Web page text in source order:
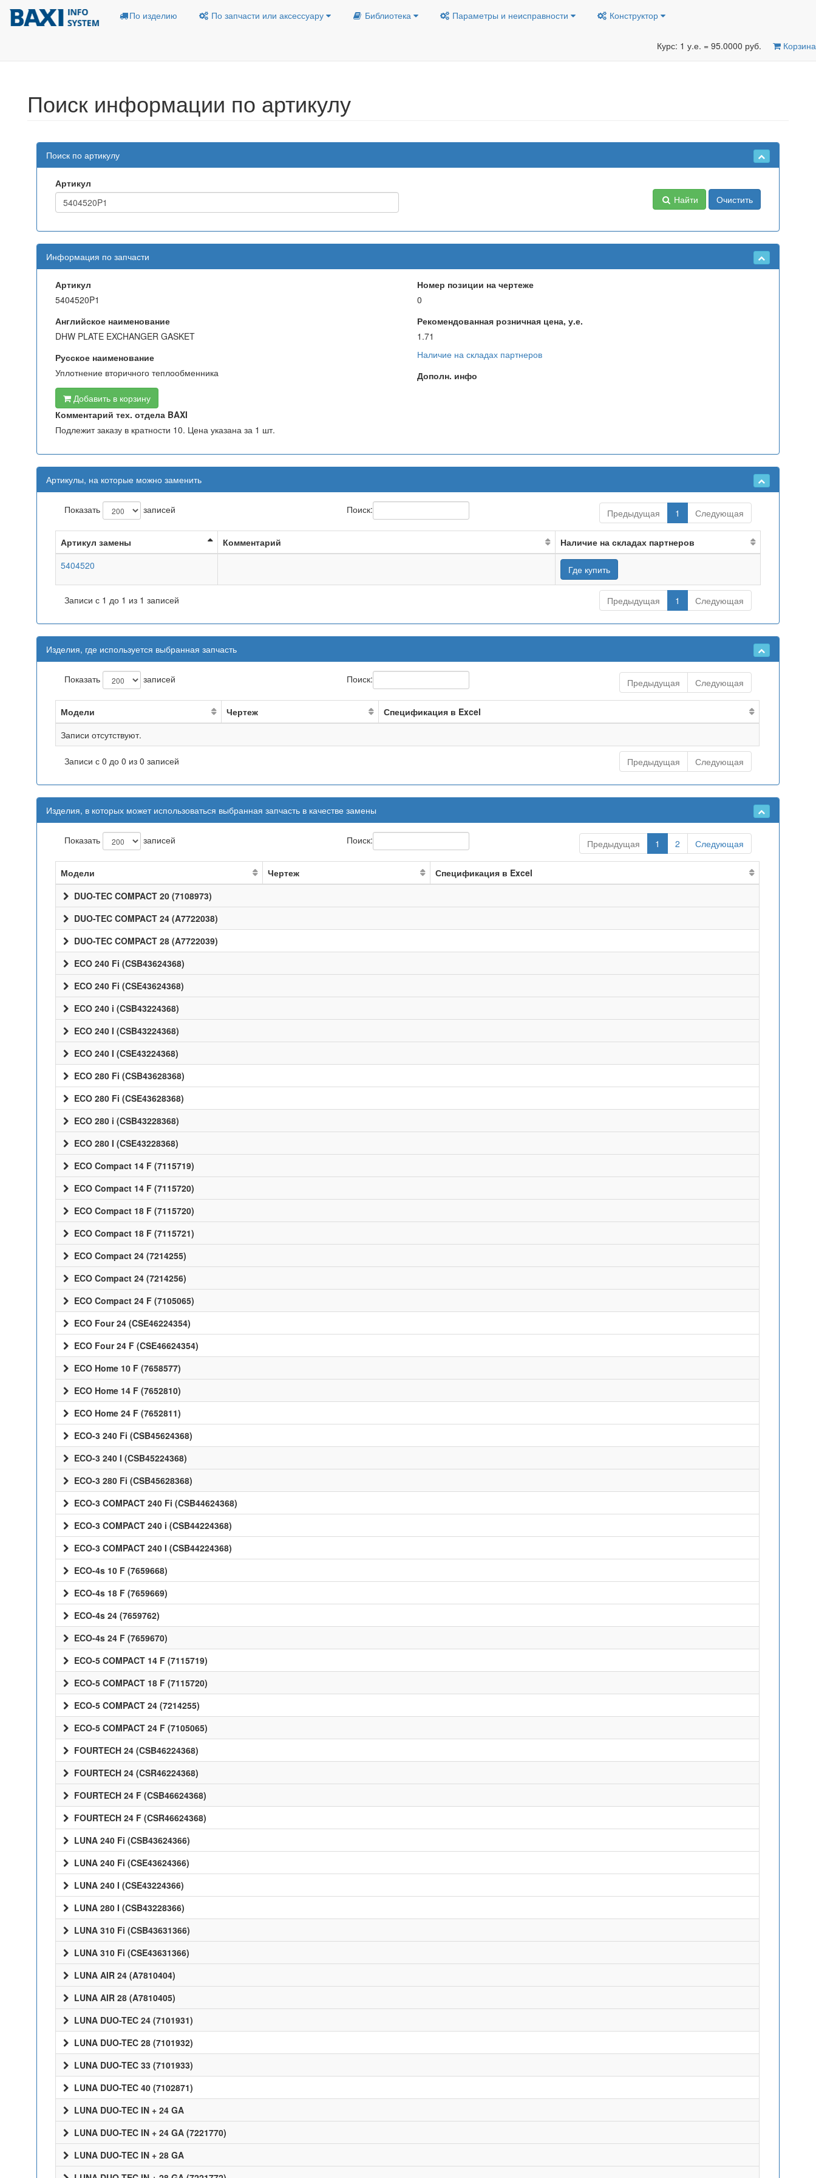
По изделию По запчасти или аксессуару Библиотека Параметры и неисправности Конструктор
Курс: 1 у.е. = 95.0000 руб. Корзина
Поиск информации по артикулу
Поиск по артикулу
Артикул
Найти
Очистить
Информация по запчасти
Артикул
5404520P1
Английское наименование
DHW PLATE EXCHANGER GASKET
Русское наименование
Уплотнение вторичного теплообменника
Добавить в корзину
Номер позиции на чертеже
0
Рекомендованная розничная цена, у.е.
1.71
Наличие на складах партнеров
Дополн. инфо
Комментарий тех. отдела BAXI
Подлежит заказу в кратности 10. Цена указана за 1 шт.
Артикулы, на которые можно заменить
Показать записей Поиск: Предыдущая 1 Следующая
Артикул замены Комментарий
Наличие на складах партнеров
5404520
Где купить
Записи с 1 до 1 из 1 записей Предыдущая 1 Следующая
Изделия, где используется выбранная запчасть
Показать записей Поиск: Предыдущая Следующая
Модели Чертеж
Спецификация в Excel
Записи отсутствуют.
Записи с 0 до 0 из 0 записей Предыдущая Следующая
Изделия, в которых может использоваться выбранная запчасть в качестве замены
Показать записей Поиск: Предыдущая 1 2 Следующая
Модели Чертеж
Спецификация в Excel
DUO-TEC COMPACT 20 (7108973)
DUO-TEC COMPACT 24 (A7722038)
DUO-TEC COMPACT 28 (A7722039)
ECO 240 Fi (CSB43624368)
ECO 240 Fi (CSE43624368)
ECO 240 i (CSB43224368)
ECO 240 I (CSB43224368)
ECO 240 I (CSE43224368)
ECO 280 Fi (CSB43628368)
ECO 280 Fi (CSE43628368)
ECO 280 i (CSB43228368)
ECO 280 I (CSE43228368)
ECO Compact 14 F (7115719)
ECO Compact 14 F (7115720)
ECO Compact 18 F (7115720)
ECO Compact 18 F (7115721)
ECO Compact 24 (7214255)
ECO Compact 24 (7214256)
ECO Compact 24 F (7105065)
ECO Four 24 (CSE46224354)
ECO Four 24 F (CSE46624354)
ECO Home 10 F (7658577)
ECO Home 14 F (7652810)
ECO Home 24 F (7652811)
ECO-3 240 Fi (CSB45624368)
ECO-3 240 I (CSB45224368)
ECO-3 280 Fi (CSB45628368)
ECO-3 COMPACT 240 Fi (CSB44624368)
ECO-3 COMPACT 240 i (CSB44224368)
ECO-3 COMPACT 240 I (CSB44224368)
ECO-4s 10 F (7659668)
ECO-4s 18 F (7659669)
ECO-4s 24 (7659762)
ECO-4s 24 F (7659670)
ECO-5 COMPACT 14 F (7115719)
ECO-5 COMPACT 18 F (7115720)
ECO-5 COMPACT 24 (7214255)
ECO-5 COMPACT 24 F (7105065)
FOURTECH 24 (CSB46224368)
FOURTECH 24 (CSR46224368)
FOURTECH 24 F (CSB46624368)
FOURTECH 24 F (CSR46624368)
LUNA 240 Fi (CSB43624366)
LUNA 240 Fi (CSE43624366)
LUNA 240 I (CSE43224366)
LUNA 280 I (CSB43228366)
LUNA 310 Fi (CSB43631366)
LUNA 310 Fi (CSE43631366)
LUNA AIR 24 (A7810404)
LUNA AIR 28 (A7810405)
LUNA DUO-TEC 24 (7101931)
LUNA DUO-TEC 28 (7101932)
LUNA DUO-TEC 33 (7101933)
LUNA DUO-TEC 40 (7102871)
LUNA DUO-TEC IN + 24 GA
LUNA DUO-TEC IN + 24 GA (7221770)
LUNA DUO-TEC IN + 28 GA